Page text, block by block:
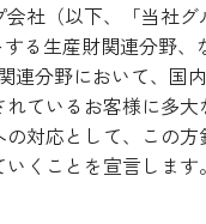
社（以下、「当社
る生産財関連分野
連分野において、国
ているお客様に多
対応として、この
くことを宣言します。